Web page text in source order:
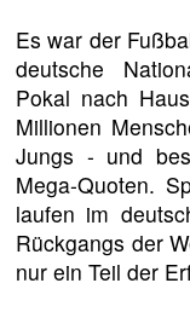
Es war der
deutsche
Pokal nach
Millionen
Jungs - und
Mega-Quoten.
laufen im
Rückgangs der
nur ein Teil der